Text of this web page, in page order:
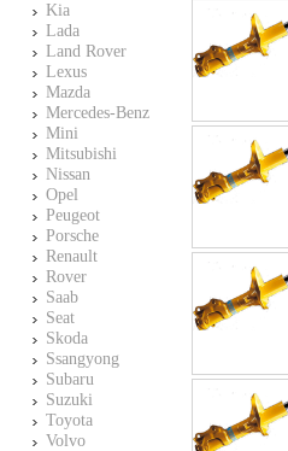
Kia
Lada
Land Rover
Lexus
Mazda
Mercedes-Benz
Mini
Mitsubishi
Nissan
Opel
Peugeot
Porsche
Renault
Rover
Saab
Seat
Skoda
Ssangyong
Subaru
Suzuki
Toyota
Volvo